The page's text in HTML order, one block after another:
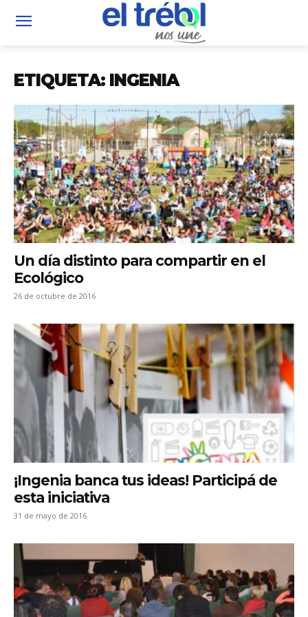
ETIQUETA: INGENIA
Un día distinto para compartir en el
Ecológico
26 de octubre de 2016
¡Ingenia banca tus ideas! Participá de
esta iniciativa
31 de mayo de 2016